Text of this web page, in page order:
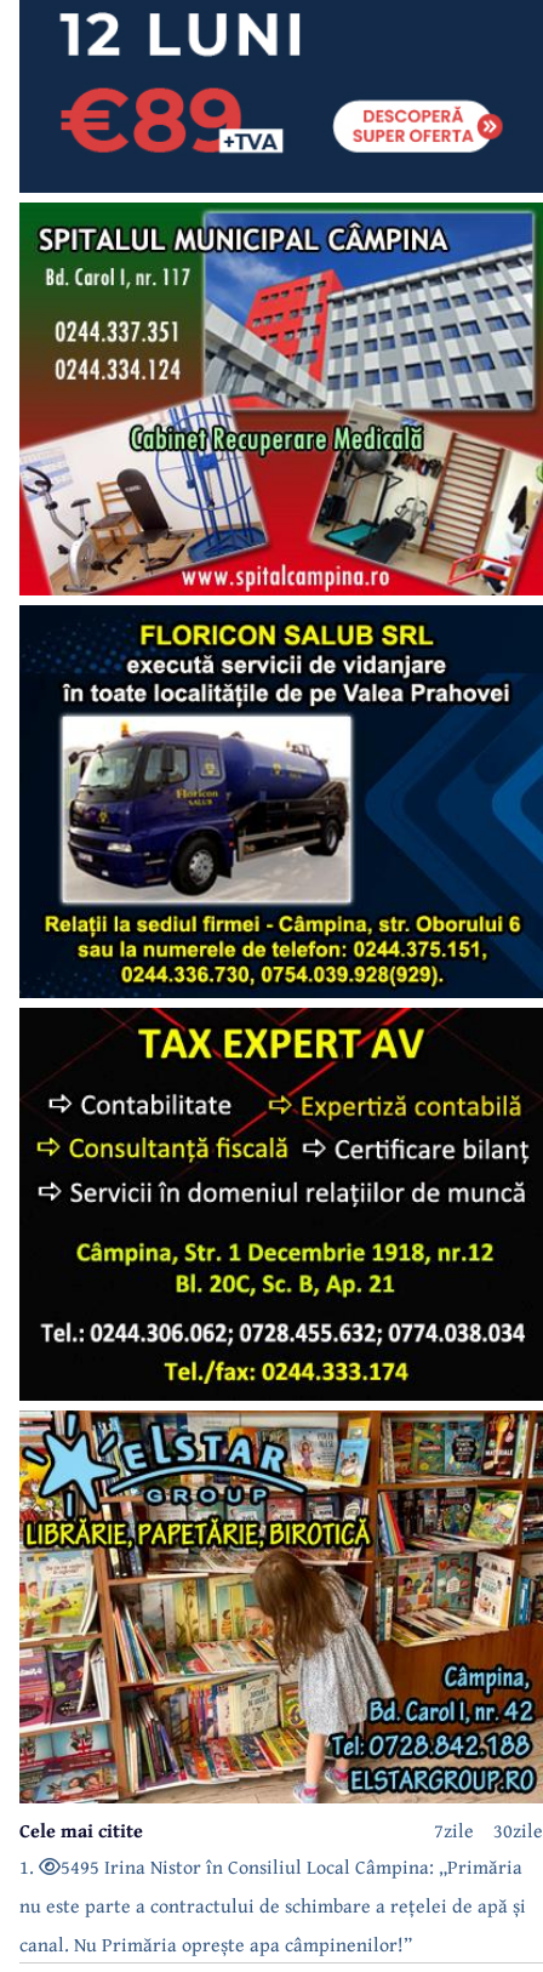
30zile
7zile
Cele mai citite
1.
5495 Irina Nistor în Consiliul Local Câmpina: „Primăria
nu este parte a contractului de schimbare a rețelei de apă și
canal. Nu Primăria oprește apa câmpinenilor!”